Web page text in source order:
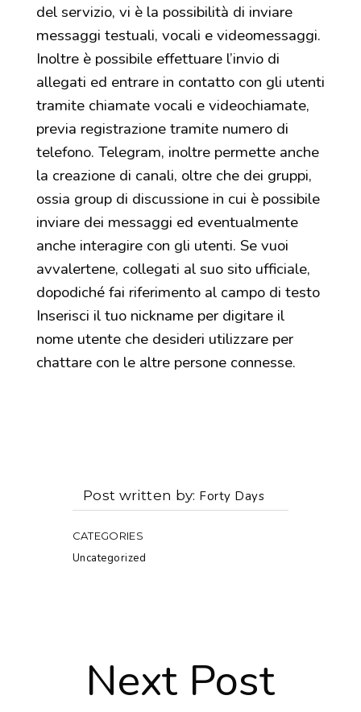
del servizio, vi è la possibilità di inviare
messaggi testuali, vocali e videomessaggi.
Inoltre è possibile effettuare l’invio di
allegati ed entrare in contatto con gli utenti
tramite chiamate vocali e videochiamate,
previa registrazione tramite numero di
telefono. Telegram, inoltre permette anche
la creazione di canali, oltre che dei gruppi,
ossia group di discussione in cui è possibile
inviare dei messaggi ed eventualmente
anche interagire con gli utenti. Se vuoi
avvalertene, collegati al suo sito ufficiale,
dopodiché fai riferimento al campo di testo
Inserisci il tuo nickname per digitare il
nome utente che desideri utilizzare per
chattare con le altre persone connesse.
Post written by Forty Days
CATEGORIES
Uncategorized
Next Post